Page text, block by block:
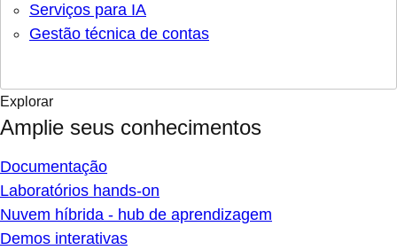
Serviços para IA
Gestão técnica de contas
Explorar
Amplie seus conhecimentos
Documentação
Laboratórios hands-on
Nuvem híbrida - hub de aprendizagem
Demos interativas